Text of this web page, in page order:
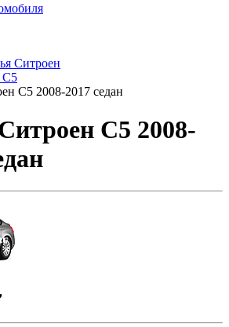
Ситроен
С5
С5 2008-2017 седан
С5 2008-